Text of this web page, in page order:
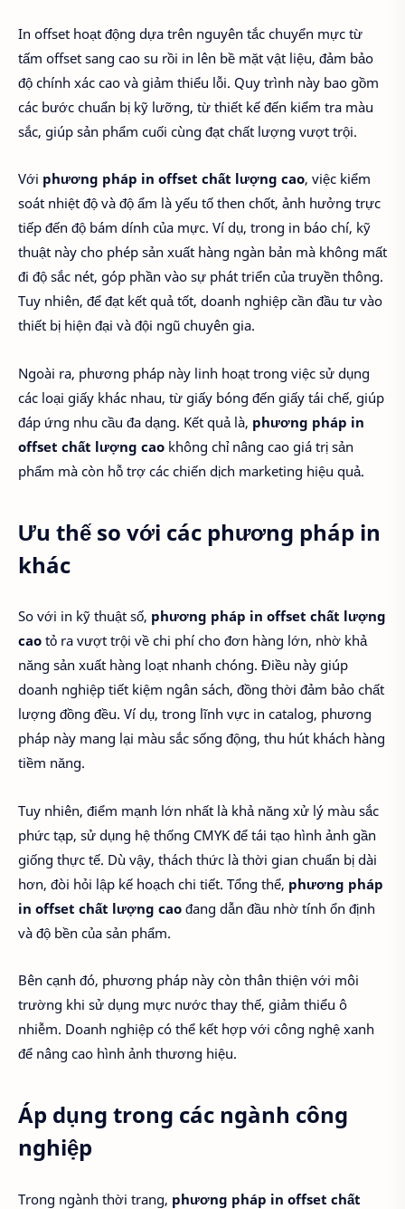
In offset hoạt động dựa trên nguyên tắc chuyển mực từ
tấm offset sang cao su rồi in lên bề mặt vật liệu, đảm bảo
độ chính xác cao và giảm thiểu lỗi. Quy trình này bao gồm
các bước chuẩn bị kỹ lưỡng, từ thiết kế đến kiểm tra màu
sắc, giúp sản phẩm cuối cùng đạt chất lượng vượt trội.
Với phương pháp in offset chất lượng cao, việc kiểm
soát nhiệt độ và độ ẩm là yếu tố then chốt, ảnh hưởng trực
tiếp đến độ bám dính của mực. Ví dụ, trong in báo chí, kỹ
thuật này cho phép sản xuất hàng ngàn bản mà không mất
đi độ sắc nét, góp phần vào sự phát triển của truyền thông.
Tuy nhiên, để đạt kết quả tốt, doanh nghiệp cần đầu tư vào
thiết bị hiện đại và đội ngũ chuyên gia.
Ngoài ra, phương pháp này linh hoạt trong việc sử dụng
các loại giấy khác nhau, từ giấy bóng đến giấy tái chế, giúp
đáp ứng nhu cầu đa dạng. Kết quả là, phương pháp in
offset chất lượng cao không chỉ nâng cao giá trị sản
phẩm mà còn hỗ trợ các chiến dịch marketing hiệu quả.
Ưu thế so với các phương pháp in
khác
So với in kỹ thuật số, phương pháp in offset chất lượng
cao tỏ ra vượt trội về chi phí cho đơn hàng lớn, nhờ khả
năng sản xuất hàng loạt nhanh chóng. Điều này giúp
doanh nghiệp tiết kiệm ngân sách, đồng thời đảm bảo chất
lượng đồng đều. Ví dụ, trong lĩnh vực in catalog, phương
pháp này mang lại màu sắc sống động, thu hút khách hàng
tiềm năng.
Tuy nhiên, điểm mạnh lớn nhất là khả năng xử lý màu sắc
phức tạp, sử dụng hệ thống CMYK để tái tạo hình ảnh gần
giống thực tế. Dù vậy, thách thức là thời gian chuẩn bị dài
hơn, đòi hỏi lập kế hoạch chi tiết. Tổng thể, phương pháp
in offset chất lượng cao đang dẫn đầu nhờ tính ổn định
và độ bền của sản phẩm.
Bên cạnh đó, phương pháp này còn thân thiện với môi
trường khi sử dụng mực nước thay thế, giảm thiểu ô
nhiễm. Doanh nghiệp có thể kết hợp với công nghệ xanh
để nâng cao hình ảnh thương hiệu.
Áp dụng trong các ngành công
nghiệp
Trong ngành thời trang, phương pháp in offset chất